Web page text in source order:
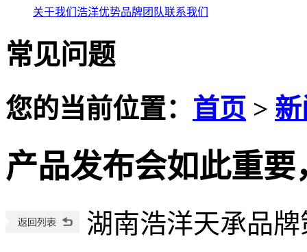
关于我们 浩洋优势品牌团队联系我们
常见问题
您的当前位置： 首页 >
产品发布会如此重
湖南浩洋天承品